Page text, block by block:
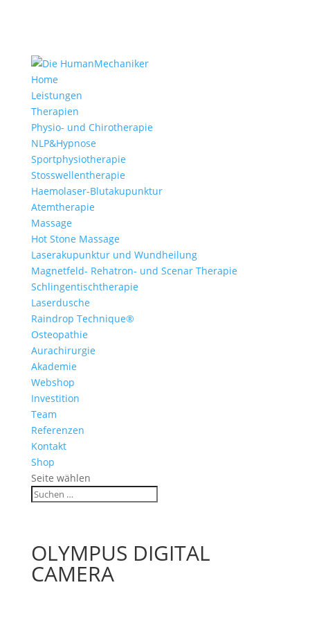
Home
Leistungen
Therapien
Physio- und Chirotherapie
NLP&Hypnose
Sportphysiotherapie
Stosswellentherapie
Haemolaser-Blutakupunktur
Atemtherapie
Massage
Hot Stone Massage
Laserakupunktur und Wundheilung
Magnetfeld- Rehatron- und Scenar Therapie
Schlingentischtherapie
Laserdusche
Raindrop Technique®
Osteopathie
Aurachirurgie
Akademie
Webshop
Investition
Team
Referenzen
Kontakt
Shop
Seite wählen
OLYMPUS DIGITAL
CAMERA